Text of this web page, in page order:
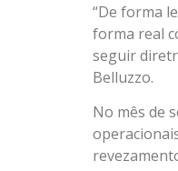
“De forma
forma real
seguir
Belluzzo.
No mês de